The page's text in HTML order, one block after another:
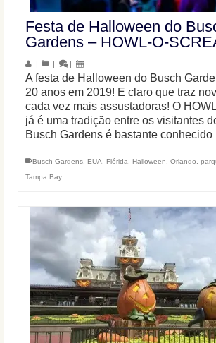
Festa de Halloween do
Gardens – HOWL-O-
| | |
A festa de Halloween do Busch
20 anos em 2019! E claro que traz
cada vez mais assustadoras! O
já é uma tradição entre os visitantes
Busch Gardens é bastante
Busch Gardens EUA Flórida Halloween Orlando
Tampa Bay